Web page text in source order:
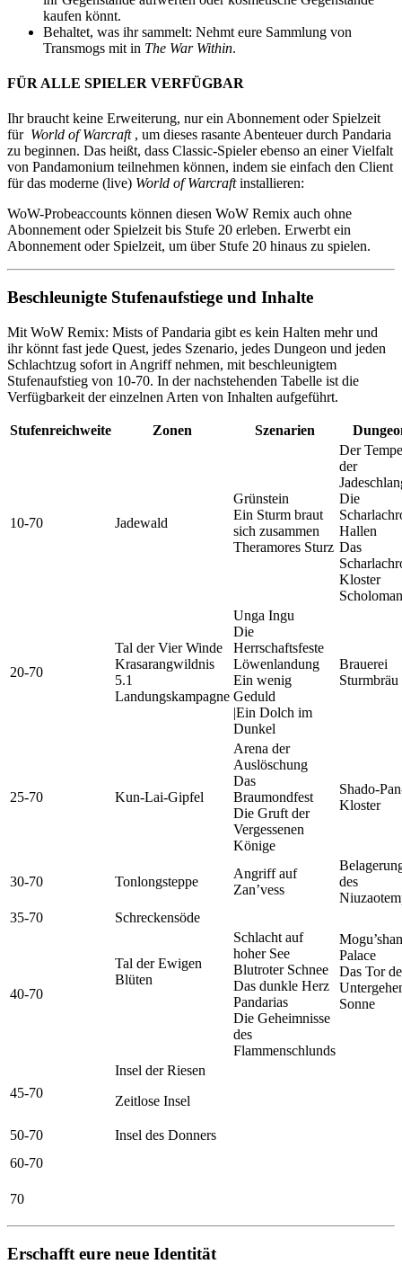
kaufen könnt.
Behaltet, was ihr sammelt: Nehmt eure Sammlung von
Transmogs mit in The War Within.
FÜR ALLE SPIELER VERFÜGBAR
Ihr braucht keine Erweiterung, nur ein Abonnement oder Spielzeit
für World of Warcraft, um dieses rasante Abenteuer durch Pandaria
zu beginnen. Das heißt, dass Classic-Spieler ebenso an einer Vielfalt
von Pandamonium teilnehmen können, indem sie einfach den Client
für das moderne (live) World of Warcraftinstallieren:
WoW-Probeaccounts können diesen WoW Remix auch ohne
Abonnement oder Spielzeit bis Stufe 20 erleben. Erwerbt ein
Abonnement oder Spielzeit, um über Stufe 20 hinaus zu spielen.
Beschleunigte Stufenaufstiege und Inhalte
Mit WoW Remix: Mists of Pandaria gibt es kein Halten mehr und
ihr könnt fast jede Quest, jedes Szenario, jedes Dungeon und jeden
Schlachtzug sofort in Angriff nehmen, mit beschleunigtem
Stufenaufstieg von 10-70. In der nachstehenden Tabelle ist die
Verfügbarkeit der einzelnen Arten von Inhalten aufgeführt.
Stufenreichweite Zonen Szenarien
10-70 Jadewald
Grünstein
Ein Sturm braut
sich zusammen
Theramores Sturz
Der
der
Die
Hallen
Das
Kloster
20-70
Tal der Vier Winde
Krasarangwildnis
5.1
Landungskampagne
Unga Ingu
Die
Herrschaftsfeste
Löwenlandung
Ein wenig
Geduld
|Ein Dolch im
Dunkel
Brauerei
Sturmbräu
25-70 Kun-Lai-Gipfel
Arena der
Auslöschung
Das
Braumondfest
Die Gruft der
Vergessenen
Könige
Shado-
Kloster
30-70 Tonlongsteppe
Angriff auf
Zan’vess
des
35-70
Schreckensöde
40-70
Tal der Ewigen
Blüten
Schlacht auf
hoher See
Blutroter Schnee
Das dunkle Herz
Pandarias
Die Geheimnisse
des
Flammenschlunds
Mogu’shan
Palace
Das Tor
Sonne
45-70
Insel der Riesen
Zeitlose Insel
50-70
Insel des Donners
60-70
70
Erschafft eure neue Identität